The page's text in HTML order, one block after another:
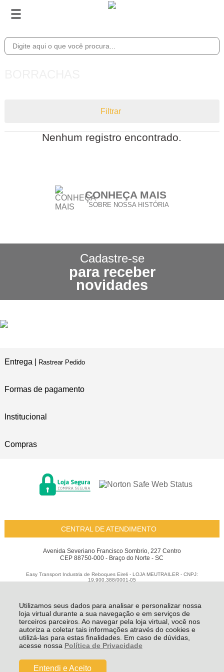
Utilizamos seus dados para analisar e personalizar nossa
loja virtual durante a sua navegação e em serviços de
terceiros parceiros. Ao navegar pela loja virtual, você nos
autoriza a coletar tais informações através do cookies e
utilizá-las para estas finalidades. Em caso de dúvidas,
acesse nossa Política de Privacidade
Entendi e Aceito
Filtrar
Nenhum registro encontrado.
CONHEÇA MAIS
SOBRE NOSSA HISTÓRIA
POLÍTICA DE FRETE GRÁTIS
3X SEM JUROS
NO CARTÃO DE CRÉDITO
Cadastre-se
para receber
novidades
Entrega | Rastrear Pedido
Formas de pagamento
Institucional
Compras
CENTRAL DE ATENDIMENTO
Avenida Severiano Francisco Sombrio, 227 Centro
CEP 88750-000 - Braço do Norte - SC
Easy Transport Industria de Reboques Eireli - LOJA MEUTRAILER - CNPJ:
19.900.388/0001-05